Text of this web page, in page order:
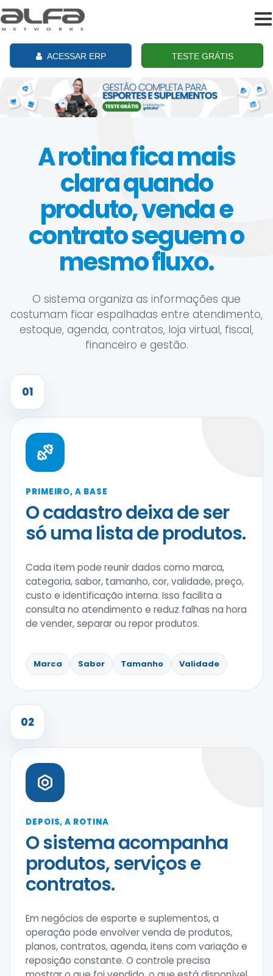
ACESSAR ERP TESTE GRÁTIS
A rotina fica mais
clara quando
produto, venda e
contrato seguem o
mesmo fluxo.
O sistema organiza as informações que
costumam ficar espalhadas entre atendimento,
estoque, agenda, contratos, loja virtual, fiscal,
financeiro e gestão.
01
PRIMEIRO, A BASE
O cadastro deixa de ser
só uma lista de produtos.
Cada item pode reunir dados como marca,
categoria, sabor, tamanho, cor, validade, preço,
custo e identificação interna. Isso facilita a
consulta no atendimento e reduz falhas na hora
de vender, separar ou repor produtos.
Marca Sabor Tamanho Validade
02
DEPOIS, A ROTINA
O sistema acompanha
produtos, serviços e
contratos.
Em negócios de esporte e suplementos, a
operação pode envolver venda de produtos,
planos, contratos, agenda, itens com variação e
reposição constante. O controle precisa